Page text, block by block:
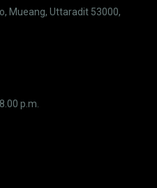
Mueang, Uttaradit 53000,
p.m.